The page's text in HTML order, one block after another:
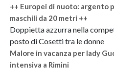
++ Europei di nuoto: argento
maschili da 20 metri ++
Doppietta azzurra nella
posto di Cosetti tra le donne
Malore in vacanza per lady
intensiva a Rimini